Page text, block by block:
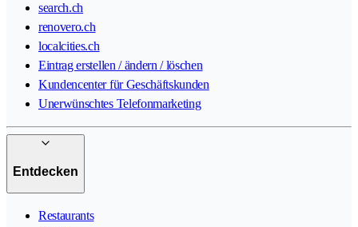
search.ch
renovero.ch
localcities.ch
Eintrag erstellen / ändern / löschen
Kundencenter für Geschäftskunden
Unerwünschtes Telefonmarketing
Entdecken
Restaurants